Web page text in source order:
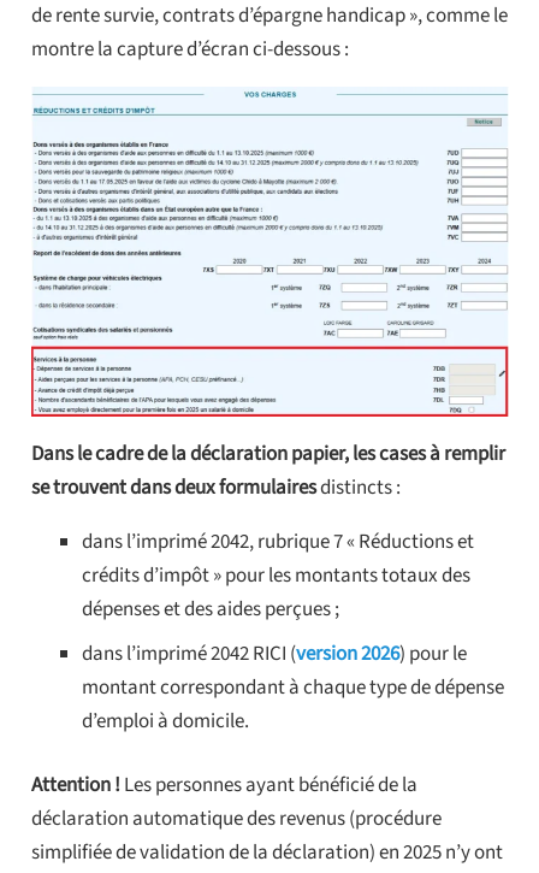
de rente survie, contrats d’épargne handicap », comme le
montre la capture d’écran ci-dessous :
Dans le cadre de la déclaration papier, les cases à remplir
se trouvent dans deux formulairesdistincts :
dans l’imprimé 2042, rubrique 7 « Réductions et
crédits d’impôt » pour les montants totaux des
dépenses et des aides perçues ;
dans l’imprimé 2042 RICI (version 2026) pour le
montant correspondant à chaque type de dépense
d’emploi à domicile.
Attention ! Les personnes ayant bénéficié de la
déclaration automatique des revenus (procédure
simplifiée de validation de la déclaration) en 2025 n’y ont